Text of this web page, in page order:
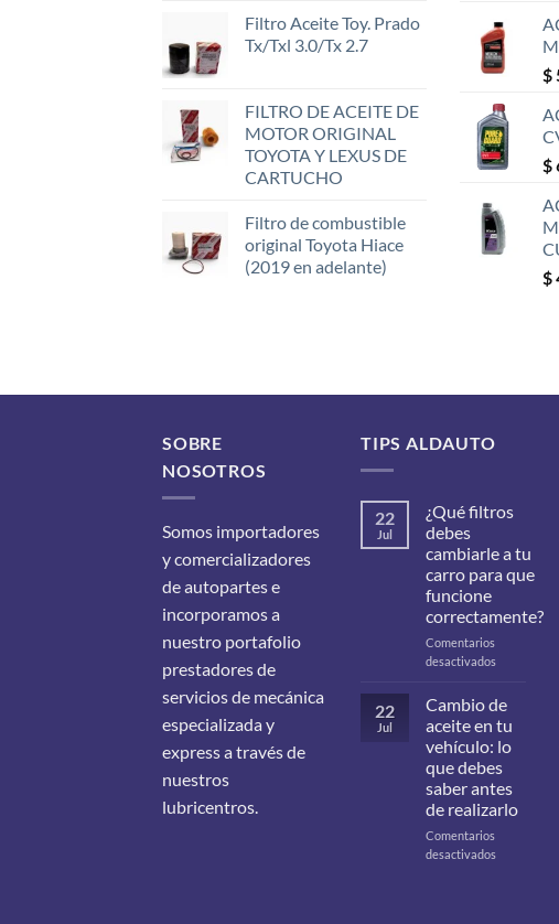
Filtro Aceite Toy. Prado
Tx/Txl 3.0/Tx 2.7
FILTRO DE ACEITE DE
MOTOR ORIGINAL
TOYOTA Y LEXUS DE
CARTUCHO
Filtro de combustible
original Toyota Hiace
(2019 en adelante)
$
$
$
SOBRE
NOSOTROS
Somos importadores
y comercializadores
de autopartes e
incorporamos a
nuestro portafolio
prestadores de
servicios de mecánica
especializada y
express a través de
nuestros
lubricentros.
TIPS ALDAUTO
22
Jul
¿Qué filtros
debes
cambiarle a tu
carro para que
funcione
correctamente?
Comentarios
desactivados
filtros
debes
cambiarle
a
tu
carro
para
22
Jul
Cambio de
aceite en tu
vehículo: lo
que debes
saber antes
de realizarlo
Comentarios
desactivados